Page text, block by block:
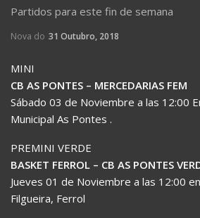
Partidos para este fin de semana
Nova do 31 Outubro, 2018
MINI
CB AS PONTES – MERCEDARIAS FEM
Sábado 03 de Noviembre a las 12:00
Municipal As Pontes .
PREMINI VERDE
BASKET FERROL – CB AS PONTES
Jueves 01 de Noviembre a las 12:00
Filgueira, Ferrol